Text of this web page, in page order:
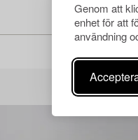
Genom att
enhet för att
användning